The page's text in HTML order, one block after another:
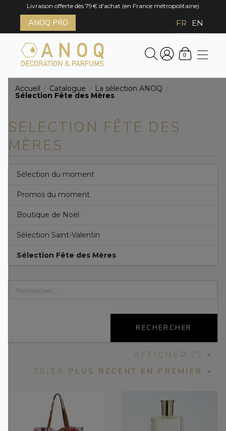
Livraison offerte dès 79€ d'achat (en France métropolitaine)
ANOQ PRO FR EN
0
Accueil / Catalogue / La sélection ANOQ /
Sélection Fête des Mères
SÉLECTION FÊTE DES
MÈRES
Sélection du moment
Promos du moment
Boutique de Noël
Sélection Saint-Valentin
Sélection Fête des Mères
RECHERCHER
AFFICHER 27
TRIER
PLUS RÉCENT EN PREMIER